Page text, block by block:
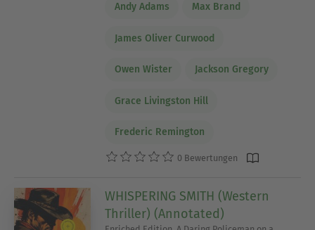
Andy Adams Max Brand
James Oliver Curwood
Owen Wister Jackson Gregory
Grace Livingston Hill
Frederic Remington
0 Bewertungen
WHISPERING SMITH (Western
Thriller) (Annotated)